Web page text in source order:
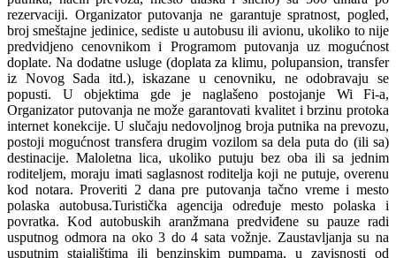
rezervaciji. Organizator putovanja ne garantuje spratnost, pogled,
broj smeštajne jedinice, sediste u autobusu ili avionu, ukoliko to nije
predvidjeno cenovnikom i Programom putovanja uz mogućnost
doplate. Na dodatne usluge (doplata za klimu, polupansion, transfer
iz Novog Sada itd.), iskazane u cenovniku, ne odobravaju se
popusti. U objektima gde je naglašeno postojanje Wi Fi-a,
Organizator putovanja ne može garantovati kvalitet i brzinu protoka
internet konekcije. U slučaju nedovoljnog broja putnika na prevozu,
postoji mogućnost transfera drugim vozilom sa dela puta do (ili sa)
destinacije. Maloletna lica, ukoliko putuju bez oba ili sa jednim
roditeljem, moraju imati saglasnost roditelja koji ne putuje, overenu
kod notara. Proveriti 2 dana pre putovanja tačno vreme i mesto
polaska autobusa.Turistička agencija određuje mesto polaska i
povratka. Kod autobuskih aranžmana predviđene su pauze radi
usputnog odmora na oko 3 do 4 sata vožnje. Zaustavljanja su na
usputnim stajalištima ili benzinskim pumpama, u zavisnosti od